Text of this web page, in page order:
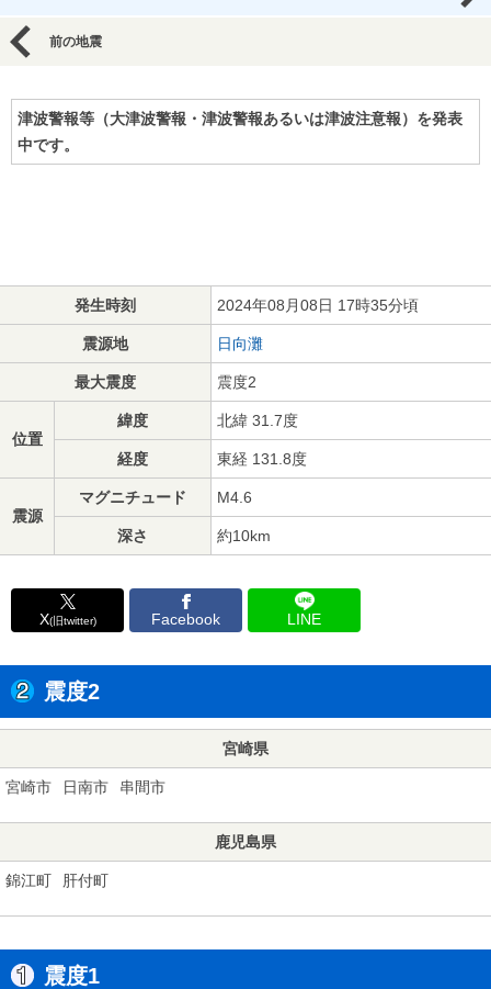
前の地震
津波警報等（大津波警報・津波警報あるいは津波注意報）を発表
中です。
発生時刻 2024年08月08日 17時35分頃
震源地 日向灘
最大震度 震度2
位置
緯度 北緯 31.7度
経度 東経 131.8度
震源
マグニチュード M4.6
深さ 約10km
X(旧twitter) Facebook LINE
震度2
宮崎県
宮崎市 日南市 串間市
鹿児島県
錦江町 肝付町
震度1